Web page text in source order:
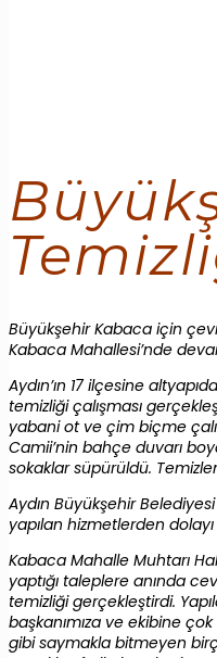
Büyükşehir Kabaca için
Kabaca Mahallesi’nde
Aydın’ın 17 ilçesine
temizliği çalışması
yabani ot ve çim biçme
Camii’nin bahçe duvarı
sokaklar süpürüldü.
Aydın Büyükşehir
yapılan hizmetlerden
Kabaca Mahalle Muhtarı
yaptığı taleplere anında
temizliği gerçekleştirdi.
başkanımıza ve ekibine
gibi saymakla bitmeyen